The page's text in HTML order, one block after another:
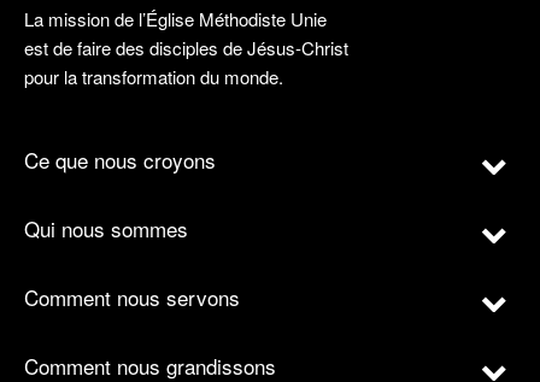
La mission de l’Église Méthodiste Unie
est de faire des disciples de Jésus-Christ
pour la transformation du monde.
Ce que nous croyons
Qui nous sommes
Comment nous servons
Comment nous grandissons